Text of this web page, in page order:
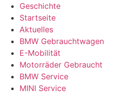
Geschichte
Startseite
Aktuelles
BMW Gebrauchtwagen
E-Mobilität
Motorräder Gebraucht
BMW Service
MINI Service